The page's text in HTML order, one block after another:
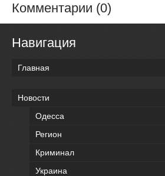
Комментарии (0)
Навигация
Главная
Новости
Одесса
Регион
Криминал
Украина